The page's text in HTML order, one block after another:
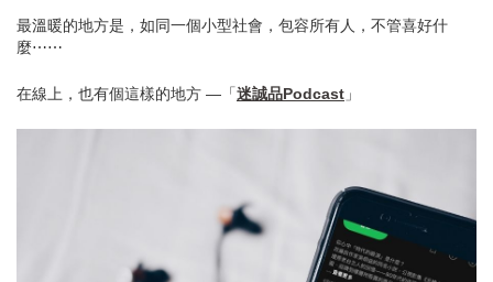
最溫暖的地方是，如同一個小型社會，包容所有人，不管喜好什
麼⋯⋯
在線上，也有個這樣的地方 —「迷誠品Podcast 」